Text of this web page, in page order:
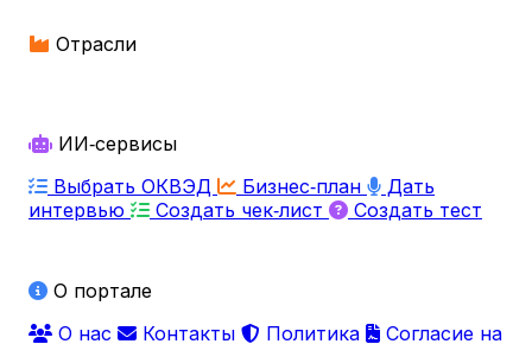
Отрасли
ИИ‑сервисы
Выбрать ОКВЭД
Бизнес‑план
Дать
интервью
Создать чек‑лист Создать тест
О портале
О нас
Контакты Политика
Согласие на